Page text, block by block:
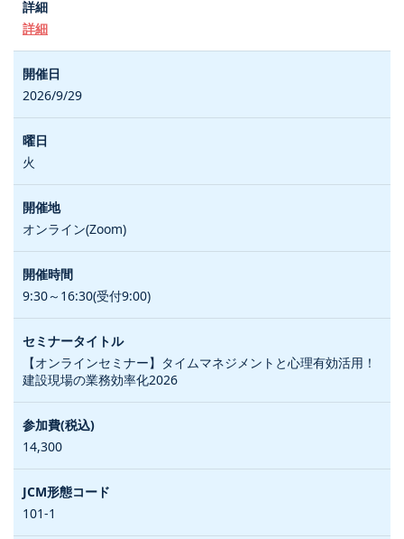
詳細
2026/9/29
火
オンライン(Zoom)
9:30～16:30(受付9:00)
【オンラインセミナー】タイムマネジメントと心理有効活用！
建設現場の業務効率化2026
14,300
101-1